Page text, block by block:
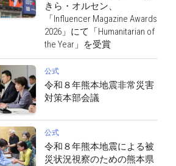
きら・オルセン、
「Influencer Magazine Awards
2026」にて「Humanitarian of
the Year」を受賞
公式
令和８年熊本地震非常災害
対策本部会議
公式
令和８年熊本地震による被
災状況視察のための熊本県